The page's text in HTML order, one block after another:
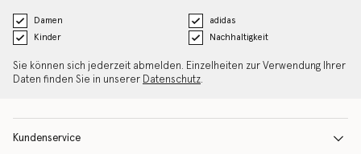
Damen
adidas
Kinder
Nachhaltigkeit
Sie können sich jederzeit abmelden. Einzelheiten zur Verwendung Ihrer
Daten finden Sie in unserer Datenschutz.
Kundenservice